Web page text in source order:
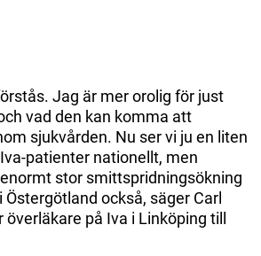
Jag är mer orolig för just
vad den kan komma att
sjukvården. Nu ser vi ju en liten
patienter nationellt, men
stor smittspridningsökning
också, säger Carl
överläkare på Iva i Linköping till